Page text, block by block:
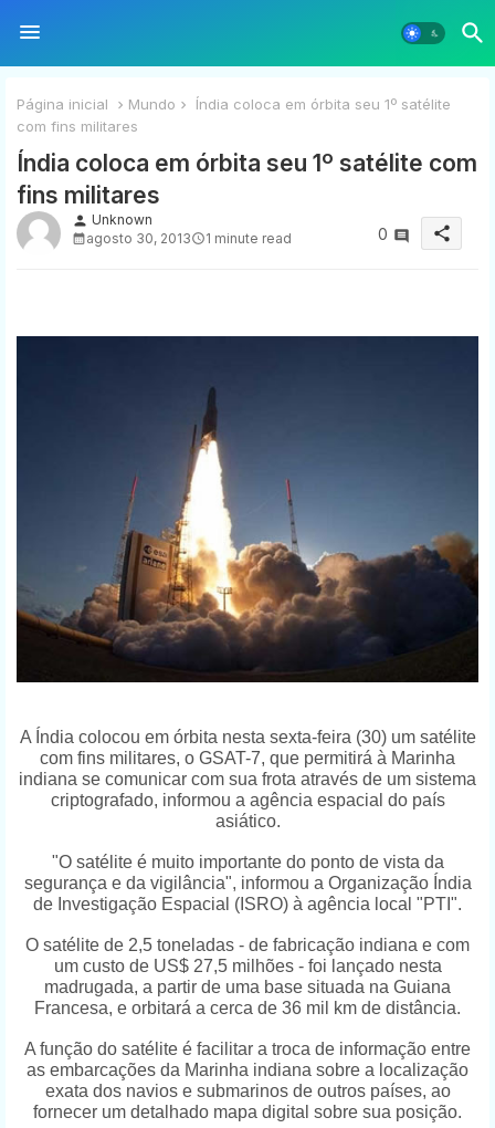
Página inicial Mundo
Índia coloca em órbita seu 1º satélite
com fins militares
Índia coloca em órbita seu 1º satélite com
fins militares
person Unknown
agosto 30, 2013
1 minute read 0 share
A Índia colocou em órbita nesta sexta-feira (30) um satélite
com fins militares, o GSAT-7, que permitirá à Marinha
indiana se comunicar com sua frota através de um sistema
criptografado, informou a agência espacial do país
asiático.
"O satélite é muito importante do ponto de vista da
segurança e da vigilância", informou a Organização Índia
de Investigação Espacial (ISRO) à agência local "PTI".
O satélite de 2,5 toneladas - de fabricação indiana e com
um custo de US$ 27,5 milhões - foi lançado nesta
madrugada, a partir de uma base situada na Guiana
Francesa, e orbitará a cerca de 36 mil km de distância.
A função do satélite é facilitar a troca de informação entre
as embarcações da Marinha indiana sobre a localização
exata dos navios e submarinos de outros países, ao
fornecer um detalhado mapa digital sobre sua posição.